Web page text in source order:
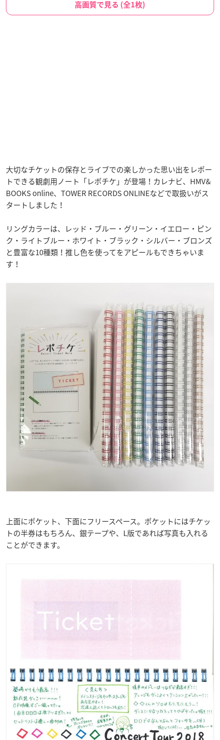
高画質で見る (全1枚)
大切なチケットの保存とライブでの楽しかった思い出をレポー
トできる観劇用ノート「レポチケ」が登場！カレナビ、HMV&
BOOKS online、TOWER RECORDS ONLINEなどで取扱いがス
タートしました！
リングカラーは、レッド・ブルー・グリーン・イエロー・ピン
ク・ライトブルー・ホワイト・ブラック・シルバー・ブロンズ
と豊富な10種類！推し色を使ってをアピールもできちゃいま
す！
上面にポケット、下面にフリースペース。ポケットにはチケッ
トの半券はもちろん、銀テープや、L版であれば写真も入れる
ことができます。